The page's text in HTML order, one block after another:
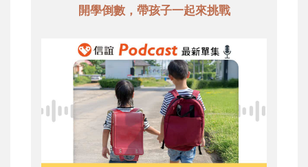
開學倒數，帶孩子一起來挑戰